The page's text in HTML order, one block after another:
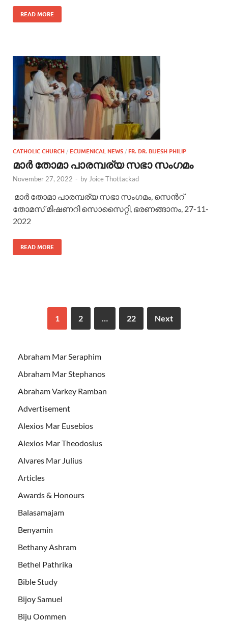
READ MORE
CATHOLIC CHURCH / ECUMENICAL NEWS / FR. DR. BIJESH PHILIP
മാര്‍ തോമാ പാരമ്പര്യ സഭാ സംഗമം
November 27, 2022 - by Joice Thottackad
മാര്‍ തോമാ പാരമ്പര്യ സഭാ സംഗമം, സെന്‍റ്
തോമസ് മിഷണറി സൊസൈറ്റി, ഭരണങ്ങാനം, 27-11-
2022
READ MORE
1 2 … 22 Next
Abraham Mar Seraphim
Abraham Mar Stephanos
Abraham Varkey Ramban
Advertisement
Alexios Mar Eusebios
Alexios Mar Theodosius
Alvares Mar Julius
Articles
Awards & Honours
Balasamajam
Benyamin
Bethany Ashram
Bethel Pathrika
Bible Study
Bijoy Samuel
Biju Oommen